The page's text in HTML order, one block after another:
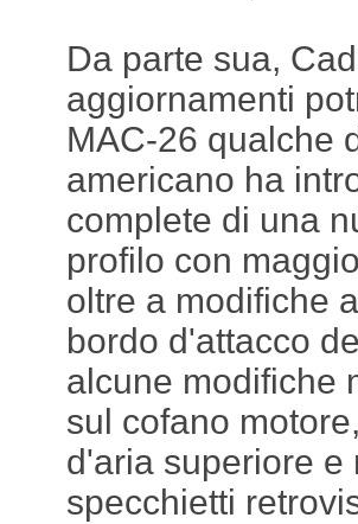
Da parte sua,
aggiornamenti
MAC-26 qualche
americano ha
complete di una
profilo con
oltre a modifiche
bordo d'attacco
alcune modifiche
sul cofano
d'aria superiore e
specchietti